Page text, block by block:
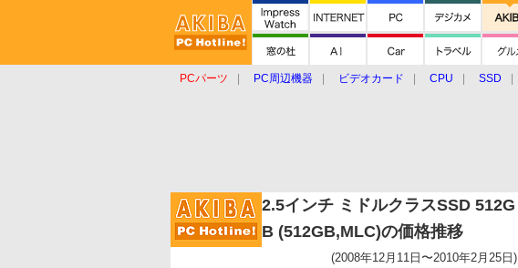
PCパーツ PC周辺機器 ビデオカード CPU SSD
2.5インチ ミドルクラスSSD 512G
B (512GB,MLC)の価格推移
(2008年12月11日〜2010年2月25日)